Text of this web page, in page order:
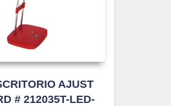
AJUST
# 212035T-LED-